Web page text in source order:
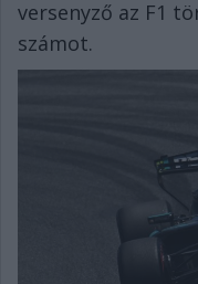
versenyző az F1
számot.